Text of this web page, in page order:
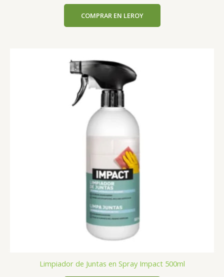
COMPRAR EN LEROY
Limpiador de Juntas en Spray Impact 500ml